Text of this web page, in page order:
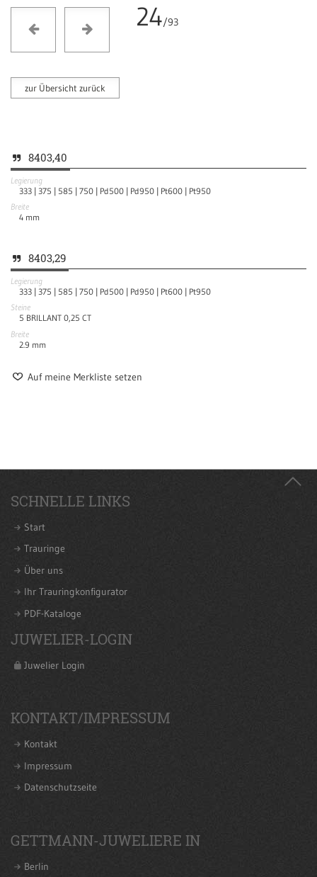
24/93
zur Übersicht zurück
8403,40
Legierung
333 | 375 | 585 | 750 | Pd500 | Pd950 | Pt600 | Pt950
Breite
4 mm
8403,29
Legierung
333 | 375 | 585 | 750 | Pd500 | Pd950 | Pt600 | Pt950
Steine
5 BRILLANT 0,25 CT
Breite
2.9 mm
Auf meine Merkliste setzen
SCHNELLE LINKS
Start
Trauringe
Über uns
Ihr Trauringkonfigurator
PDF-Kataloge
JUWELIER-LOGIN
Juwelier Login
KONTAKT/IMPRESSUM
Kontakt
Impressum
Datenschutzseite
GETTMANN-JUWELIERE IN
Berlin